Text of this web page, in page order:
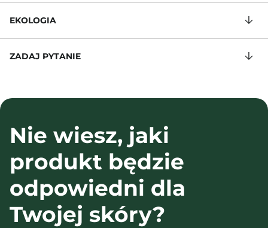
EKOLOGIA
ZADAJ PYTANIE
Nie wiesz, jaki
produkt będzie
odpowiedni dla
Twojej skóry?